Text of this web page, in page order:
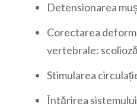
Detensionarea
Corectarea
vertebrale:
Stimularea
Întărirea